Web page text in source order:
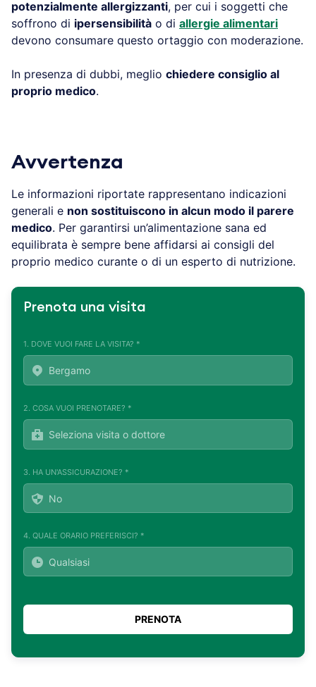
potenzialmente allergizzanti, per cui i soggetti che
soffrono di ipersensibilità o di allergie alimentari
devono consumare questo ortaggio con moderazione.
In presenza di dubbi, meglio chiedere consiglio al
proprio medico.
Avvertenza
Le informazioni riportate rappresentano indicazioni
generali e non sostituiscono in alcun modo il parere
medico. Per garantirsi un’alimentazione sana ed
equilibrata è sempre bene affidarsi ai consigli del
proprio medico curante o di un esperto di nutrizione.
Prenota una visita
1. DOVE VUOI FARE LA VISITA? *
2. COSA VUOI PRENOTARE? *
3. HA UN'ASSICURAZIONE? *
4. QUALE ORARIO PREFERISCI? *